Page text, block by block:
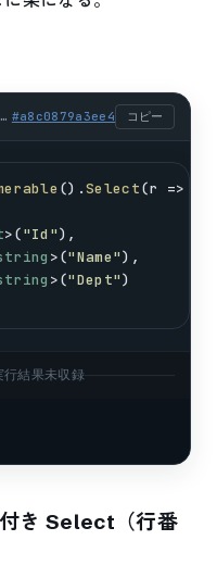
パターン②: 匿名型へ整形（複数列をまとめて画面/CSV用に） (csharp) #a8c0879a3ee4 コピー
().Select(r =>
>("Id"),
>("Name"),
>("Dept")
結果未収録
き Select（行番